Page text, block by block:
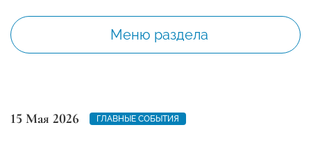
Меню раздела
15 Мая 2026 ГЛАВНЫЕ СОБЫТИЯ